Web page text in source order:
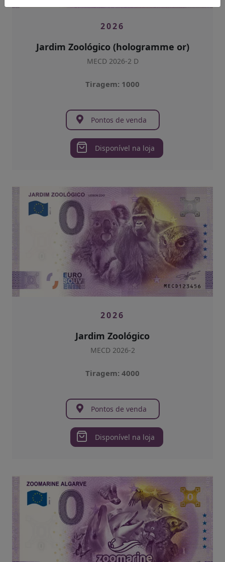
2026
Jardim Zoológico (hologramme or)
MECD 2026-2 D
Tiragem: 1000
Pontos de venda
Disponível na loja
2026
Jardim Zoológico
MECD 2026-2
Tiragem: 4000
Pontos de venda
Disponível na loja